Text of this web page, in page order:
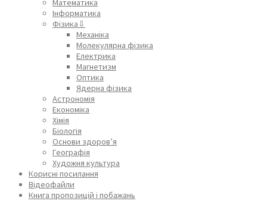
Математика
Інформатика
Фізика⇩
Механіка
Молекулярна фізика
Електрика
Магнетизм
Оптика
Ядерна фізика
Астрономія
Економіка
Хімія
Біологія
Основи здоров’я
Географія
Художня культура
Корисні посилання
Відеофайли
Книга пропозицій і побажань